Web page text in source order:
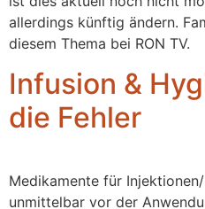
allerdings künftig ändern.
diesem Thema bei RON TV.
Infusion &
die Fehler
Medikamente für
unmittelbar vor der